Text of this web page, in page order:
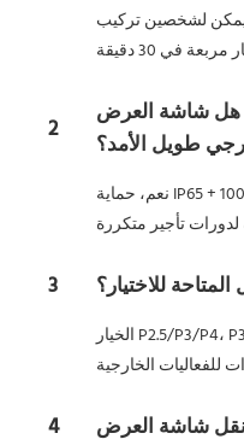
يمكن لشخصين تركيب
2
هل شاشة العرض LED المخصصة للإيجار
طويل الأمد؟
نعم، حماية IP65 + عمر افتراضي يزيد عن 100000
3 للاختيار؟
الخيار P2.5/P3/P4، P3 هو الأكثر فعالية من حيث
4